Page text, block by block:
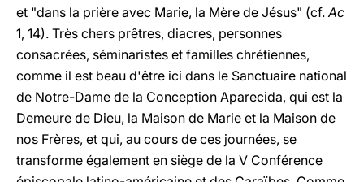
et "dans la prière avec Marie, la Mère de Jésus" (cf.Ac
1, 14). Très chers prêtres, diacres, personnes
consacrées, séminaristes et familles chrétiennes,
comme il est beau d'être ici dans le Sanctuaire national
de Notre-Dame de la Conception Aparecida, qui est la
Demeure de Dieu, la Maison de Marie et la Maison de
nos Frères, et qui, au cours de ces journées, se
transforme également en siège de la V Conférence